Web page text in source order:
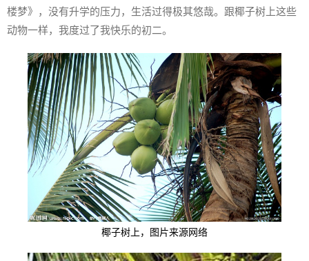
楼梦》，没有升学的压力，生活过得极其悠哉。跟椰子树上这些
动物一样，我度过了我快乐的初二。
椰子树上，图片来源网络